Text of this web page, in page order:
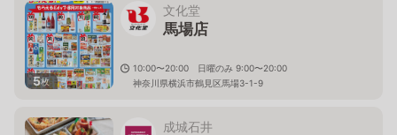
5枚
文化堂
馬場店
10:00〜20:00 日曜のみ 9:00〜20:00
神奈川県横浜市鶴見区馬場3-1-9
成城石井